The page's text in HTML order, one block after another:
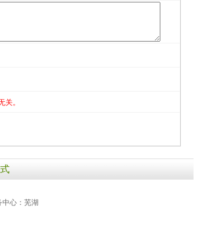
关。
心：芜湖